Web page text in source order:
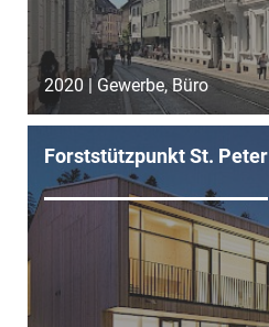
2020 | Gewerbe, Büro
Forststützpunkt St. Peter